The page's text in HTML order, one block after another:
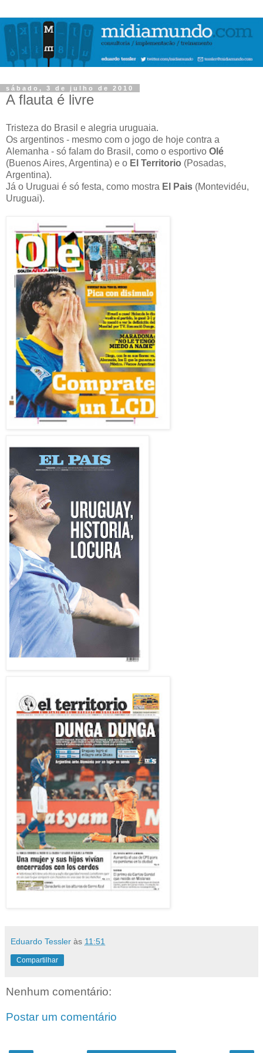
sábado, 3 de julho de 2010
A flauta é livre
Tristeza do Brasil e alegria uruguaia.
Os argentinos - mesmo com o jogo de hoje contra a
Alemanha - só falam do Brasil, como o esportivo Olé
(Buenos Aires, Argentina) e o El Territorio (Posadas,
Argentina).
Já o Uruguai é só festa, como mostra El Pais (Montevidéu,
Uruguai).
Eduardo Tessler às 11:51
Compartilhar
Nenhum comentário:
Postar um comentário